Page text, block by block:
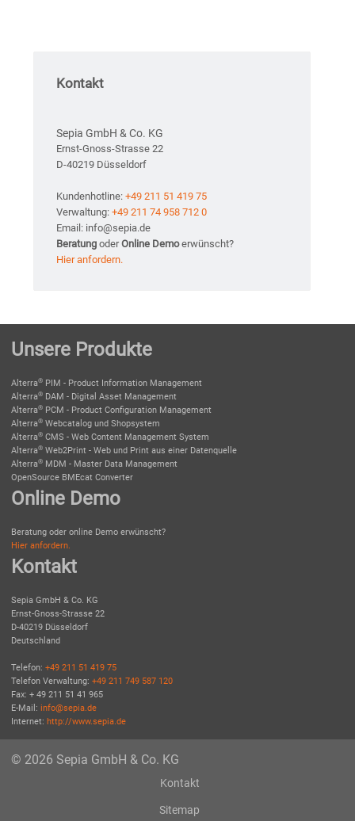
Kontakt
Sepia GmbH & Co. KG
Ernst-Gnoss-Strasse 22
D-40219 Düsseldorf
Kundenhotline: +49 211 51 419 75
Verwaltung: +49 211 74 958 712 0
Email: info@sepia.de
Beratung oderOnline Demoerwünscht?
Hier anfordern.
Unsere Produkte
Alterra® PIM - Product Information Management
Alterra® DAM - Digital Asset Management
Alterra® PCM - Product Configuration Management
Alterra® Webcatalog und Shopsystem
Alterra® CMS - Web Content Management System
Alterra® Web2Print - Web und Print aus einer Datenquelle
Alterra® MDM - Master Data Management
OpenSource BMEcat Converter
Online Demo
Beratung oder online Demo erwünscht?
Hier anfordern.
Kontakt
Sepia GmbH & Co. KG
Ernst-Gnoss-Strasse 22
D-40219 Düsseldorf
Deutschland
Telefon: +49 211 51 419 75
Telefon Verwaltung: +49 211 749 587 120
Fax: + 49 211 51 41 965
E-Mail: info@sepia.de
Internet: http://www.sepia.de
© 2026 Sepia GmbH & Co. KG
Kontakt
Sitemap